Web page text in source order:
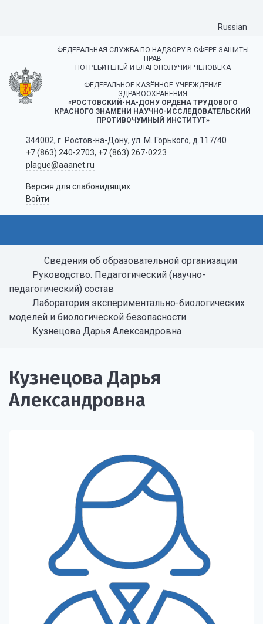
Russian
ФЕДЕРАЛЬНАЯ СЛУЖБА ПО НАДЗОРУ В СФЕРЕ ЗАЩИТЫ
ПРАВ
ПОТРЕБИТЕЛЕЙ И БЛАГОПОЛУЧИЯ ЧЕЛОВЕКА
ФЕДЕРАЛЬНОЕ КАЗЁННОЕ УЧРЕЖДЕНИЕ
ЗДРАВООХРАНЕНИЯ
«РОСТОВСКИЙ-НА-ДОНУ ОРДЕНА ТРУДОВОГО
КРАСНОГО ЗНАМЕНИ НАУЧНО-ИССЛЕДОВАТЕЛЬСКИЙ
ПРОТИВОЧУМНЫЙ ИНСТИТУТ»
344002, г. Ростов-на-Дону, ул. М. Горького, д.117/40
+7 (863) 240-2703, +7 (863) 267-0223
plague@aaanet.ru
Версия для слабовидящих
Войти
Сведения об образовательной организации
Руководство. Педагогический (научно-
педагогический) состав
Лаборатория экспериментально-биологических
моделей и биологической безопасности
Кузнецова Дарья Александровна
Кузнецова Дарья
Александровна